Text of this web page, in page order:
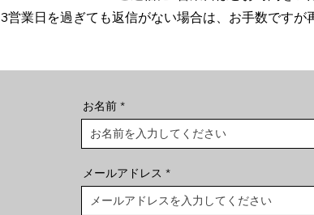
3営業日を過ぎても返信がない場合は、お手数ですが
お名前
メールアドレス